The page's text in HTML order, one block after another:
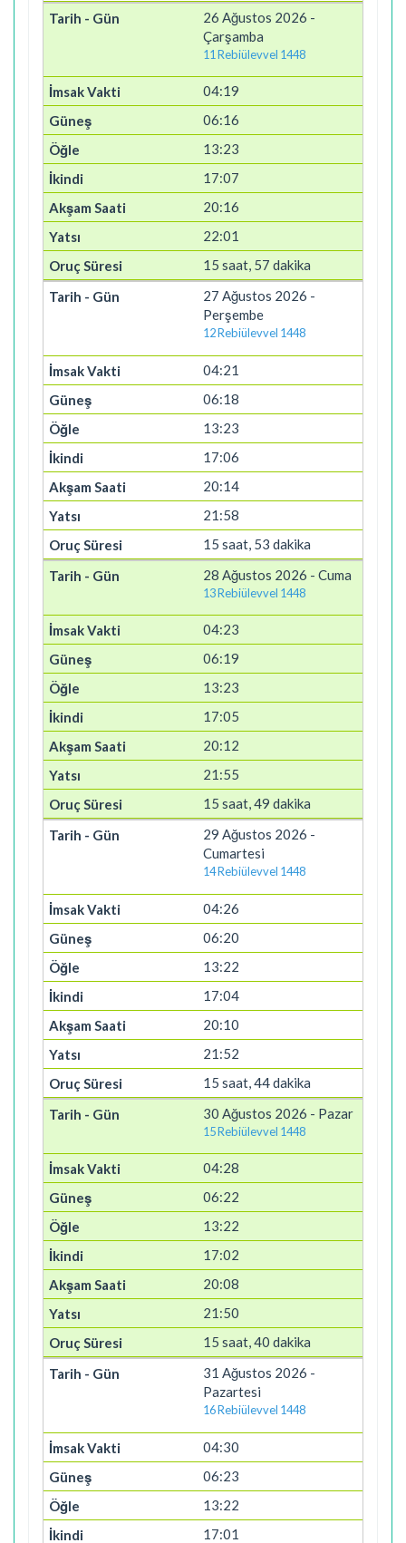
26 Ağustos 2026 -
Çarşamba
11 Rebiülevvel 1448
04:19
06:16
13:23
17:07
20:16
22:01
15 saat, 57 dakika
27 Ağustos 2026 -
Perşembe
12 Rebiülevvel 1448
04:21
06:18
13:23
17:06
20:14
21:58
15 saat, 53 dakika
28 Ağustos 2026 - Cuma
13 Rebiülevvel 1448
04:23
06:19
13:23
17:05
20:12
21:55
15 saat, 49 dakika
29 Ağustos 2026 -
Cumartesi
14 Rebiülevvel 1448
04:26
06:20
13:22
17:04
20:10
21:52
15 saat, 44 dakika
30 Ağustos 2026 - Pazar
15 Rebiülevvel 1448
04:28
06:22
13:22
17:02
20:08
21:50
15 saat, 40 dakika
31 Ağustos 2026 -
Pazartesi
16 Rebiülevvel 1448
04:30
06:23
13:22
17:01